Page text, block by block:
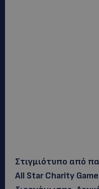
Στιγμιότυπο από
All Star Charity